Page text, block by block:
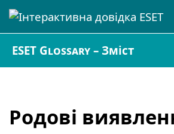
ESET Glossary – Зміст
Родові